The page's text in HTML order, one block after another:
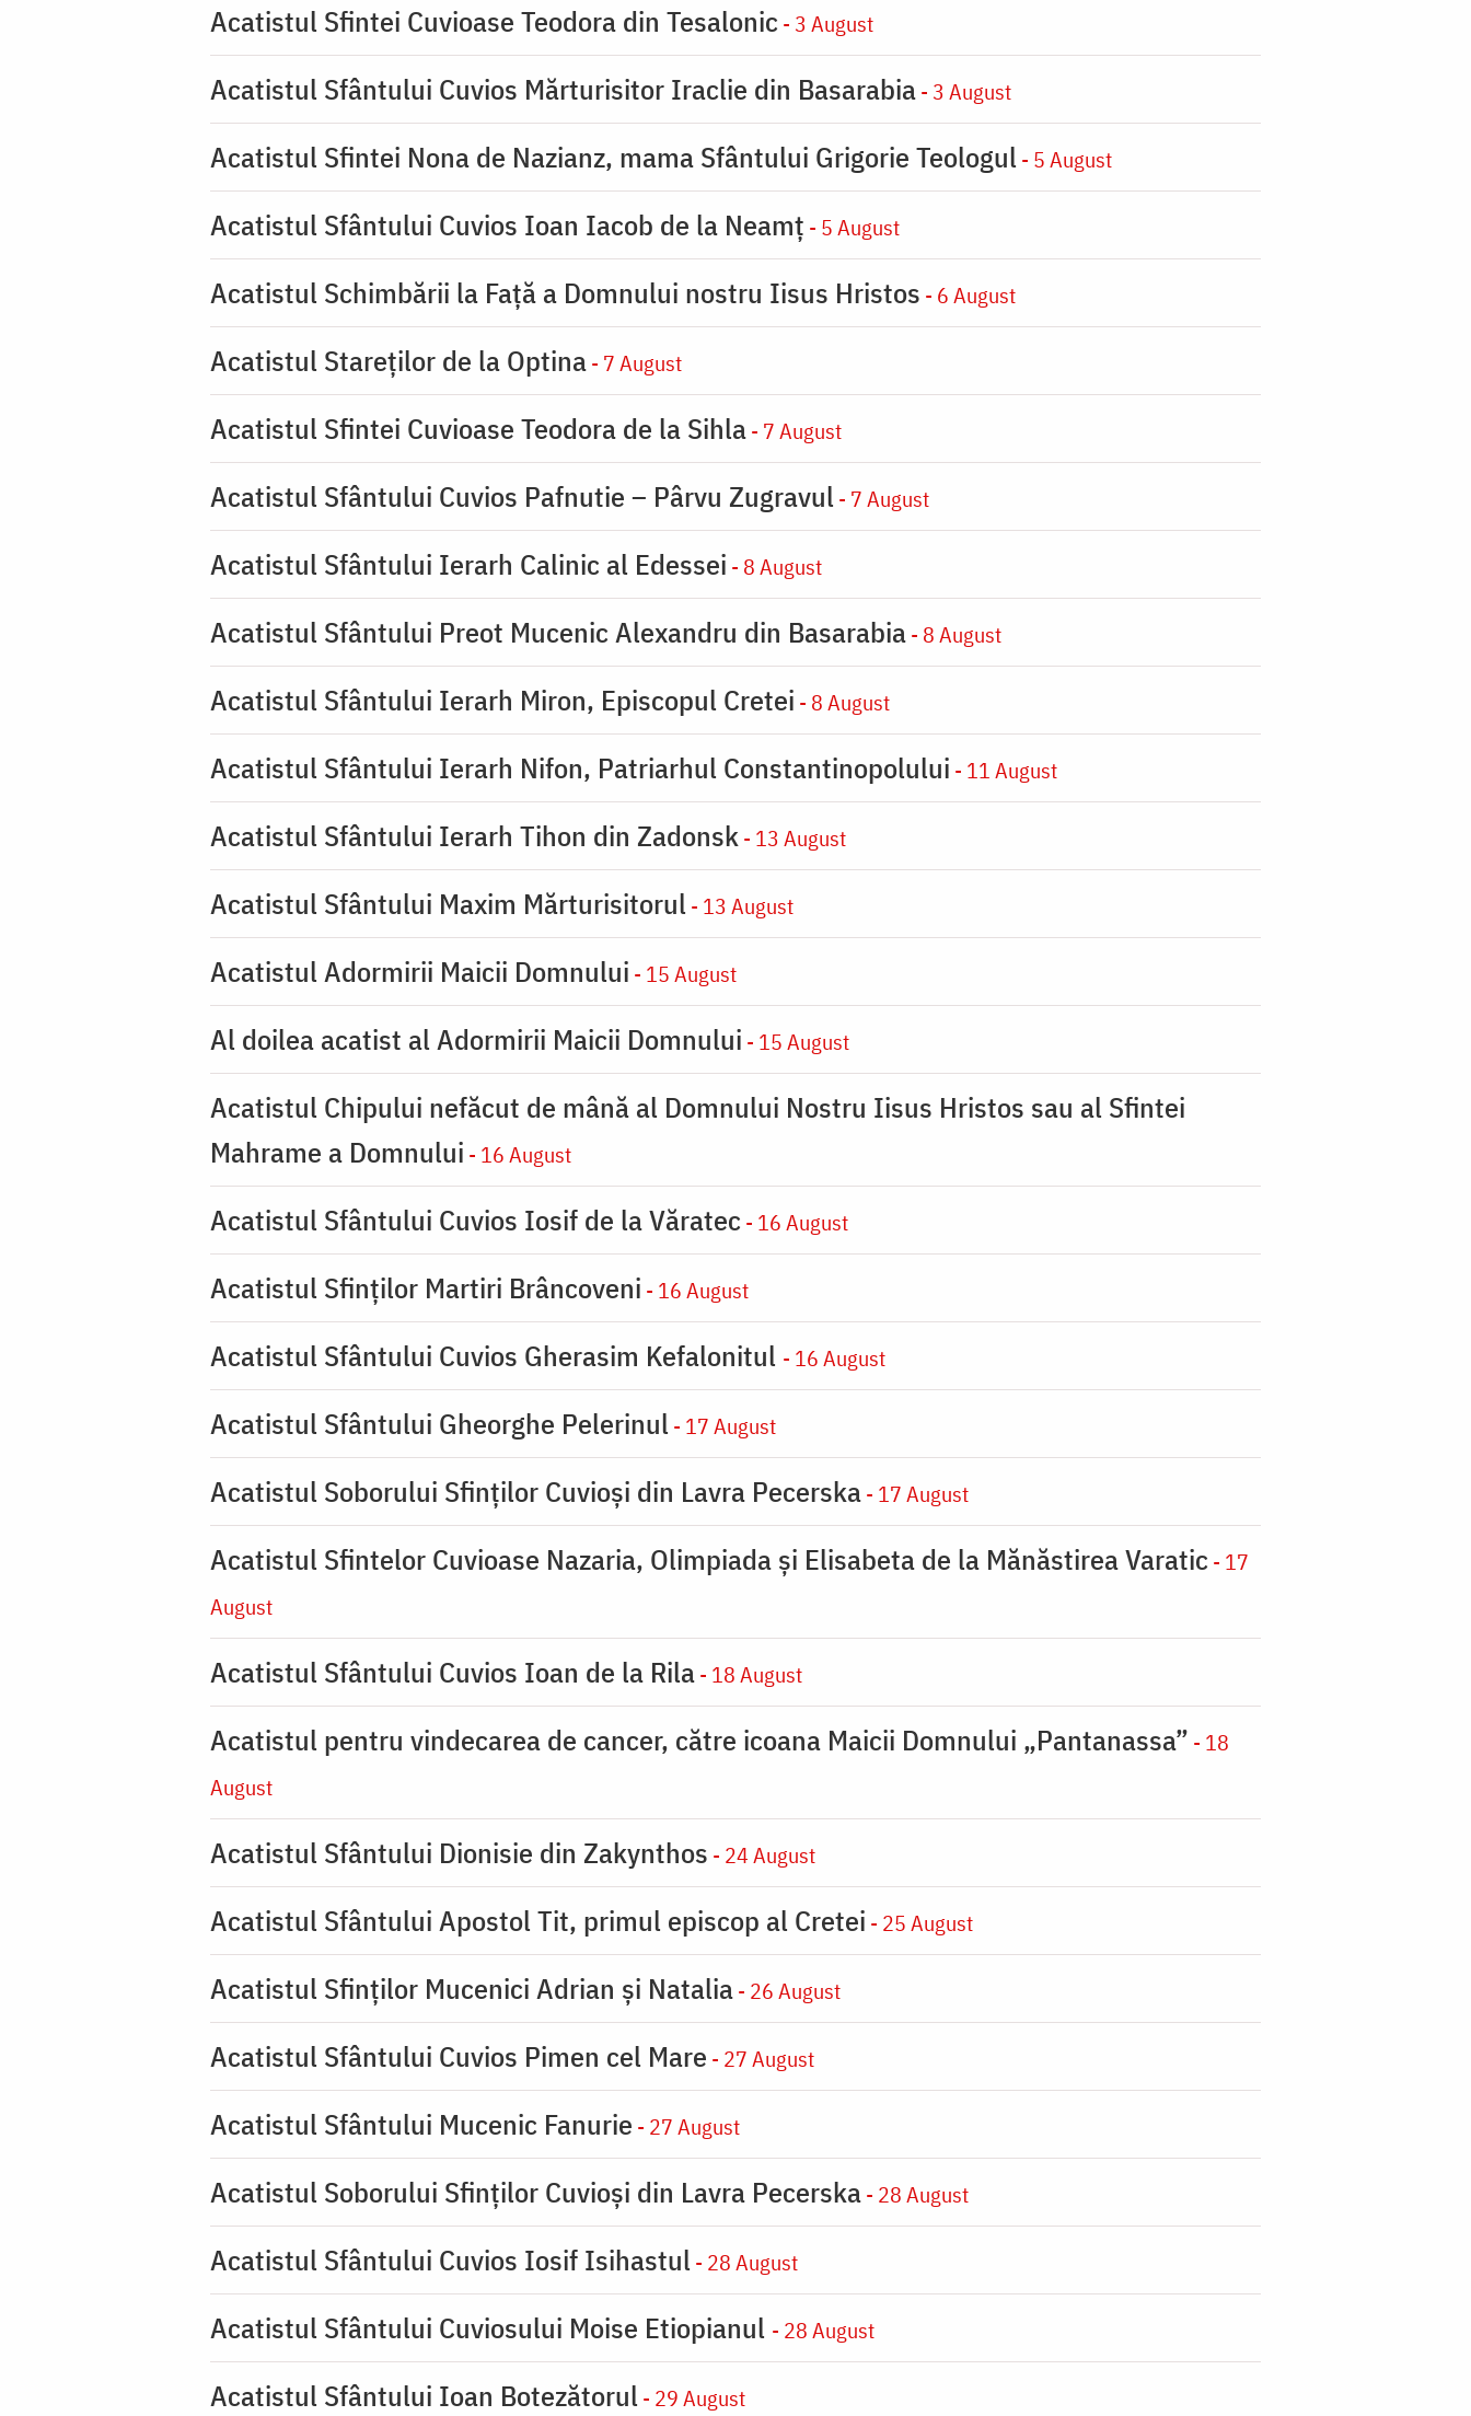
Acatistul Sfintei Cuvioase Teodora din Tesalonic - 3 August
Acatistul Sfântului Cuvios Mărturisitor Iraclie din Basarabia- 3 August
Acatistul Sfintei Nona de Nazianz, mama Sfântului Grigorie Teologul - 5 August
Acatistul Sfântului Cuvios Ioan Iacob de la Neamț - 5 August
Acatistul Schimbării la Faţă a Domnului nostru Iisus Hristos - 6 August
Acatistul Stareţilor de la Optina- 7 August
Acatistul Sfintei Cuvioase Teodora de la Sihla- 7 August
Acatistul Sfântului Cuvios Pafnutie – Pârvu Zugravul - 7 August
Acatistul Sfântului Ierarh Calinic al Edessei - 8 August
Acatistul Sfântului Preot Mucenic Alexandru din Basarabia- 8 August
Acatistul Sfântului Ierarh Miron, Episcopul Cretei - 8 August
Acatistul Sfântului Ierarh Nifon, Patriarhul Constantinopolului - 11 August
Acatistul Sfântului Ierarh Tihon din Zadonsk - 13 August
Acatistul Sfântului Maxim Mărturisitorul - 13 August
Acatistul Adormirii Maicii Domnului - 15 August
Al doilea acatist al Adormirii Maicii Domnului - 15 August
Acatistul Chipului nefăcut de mână al Domnului Nostru Iisus Hristos sau al Sfintei
Mahrame a Domnului - 16 August
Acatistul Sfântului Cuvios Iosif de la Văratec - 16 August
Acatistul Sfinților Martiri Brâncoveni - 16 August
Acatistul Sfântului Cuvios Gherasim Kefalonitul - 16 August
Acatistul Sfântului Gheorghe Pelerinul - 17 August
Acatistul Soborului Sfinților Cuvioși din Lavra Pecerska- 17 August
Acatistul Sfintelor Cuvioase Nazaria, Olimpiada și Elisabeta de la Mănăstirea Varatic - 17
August
Acatistul Sfântului Cuvios Ioan de la Rila- 18 August
Acatistul pentru vindecarea de cancer, către icoana Maicii Domnului „Pantanassa” - 18
August
Acatistul Sfântului Dionisie din Zakynthos - 24 August
Acatistul Sfântului Apostol Tit, primul episcop al Cretei - 25 August
Acatistul Sfinților Mucenici Adrian și Natalia- 26 August
Acatistul Sfântului Cuvios Pimen cel Mare - 27 August
Acatistul Sfântului Mucenic Fanurie - 27 August
Acatistul Soborului Sfinților Cuvioși din Lavra Pecerska- 28 August
Acatistul Sfântului Cuvios Iosif Isihastul - 28 August
Acatistul Sfântului Cuviosului Moise Etiopianul - 28 August
Acatistul Sfântului Ioan Botezătorul - 29 August